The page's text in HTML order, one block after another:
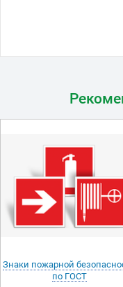
Знаки пожарной
по ГОСТ